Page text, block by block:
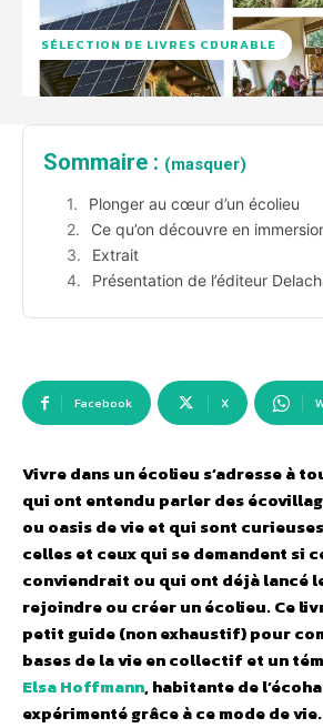
SÉLECTION DE LIVRES CDURABLE
Sommaire : (masquer)
Plonger au cœur d’un écolieu
Ce qu’on découvre en
Extrait
Présentation de l’éditeur
Facebook X
Vivre dans un écolieu s’adresse à
qui ont entendu parler des
ou oasis de vie et qui sont
celles et ceux qui se demandent si
conviendrait ou qui ont déjà lancé
rejoindre ou créer un écolieu. Ce
petit guide (non exhaustif) pour
bases de la vie en collectif et un
Elsa Hoffmann, habitante de
expérimenté grâce à ce mode de vie.